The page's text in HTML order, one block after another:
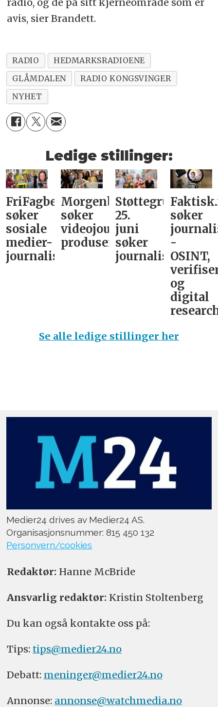
avis, sier Brandett.
RADIO
HEDMARKSRADIOENE
GLÅMDALEN
RADIO KONGSVINGER
NYHET
Ledige stillinger:
FriFagbevegelse
søker
sosiale
medier-
journalist
Morgenbladet
søker
videojournalist/podkast-
produsent
Støttegruppa
25.
juni
søker
journalist
søker
-
OSINT,
og
digital
Se alle ledige stillinger her
Medier24 drives av Medier24 AS.
Organisasjonsnummer: 815 450 132
Personvern/cookies
Redaktør: Hanne McBride
Ansvarlig redaktør: Kristin Stoltenberg
Du kan også kontakte oss på:
Tips: tips@medier24.no
Debatt: meninger@medier24.no
Annonse: annonse@watchmedia.no